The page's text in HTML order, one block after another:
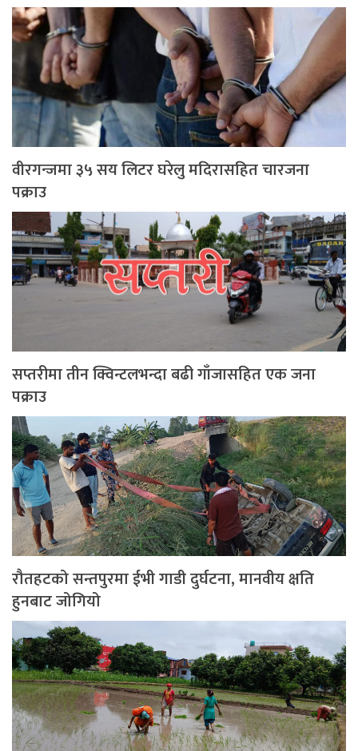
वीरगन्जमा ३५ सय लिटर घरेलु मदिरासहित चारजना
पक्राउ
सप्तरीमा तीन क्विन्टलभन्दा बढी गाँजासहित एक जना
पक्राउ
रौतहटको सन्तपुरमा ईभी गाडी दुर्घटना, मानवीय क्षति
हुनबाट जोगियो